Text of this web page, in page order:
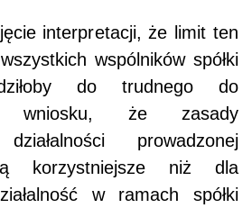
interpretacji, że limit ten
wspólników spółki
do trudnego do
wniosku, że zasady
prowadzonej
korzystniejsze niż dla
w ramach spółki